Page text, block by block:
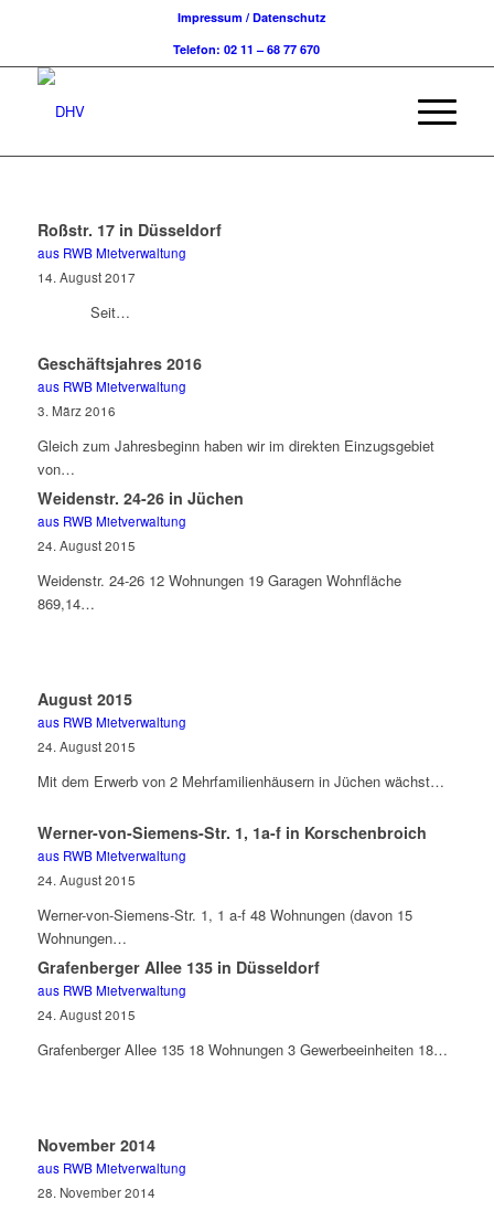
Impressum / Datenschutz
Telefon: 02 11 – 68 77 670
Roßstr. 17 in Düsseldorf
aus RWB Mietverwaltung
14. August 2017
Seit…
Geschäftsjahres 2016
aus RWB Mietverwaltung
3. März 2016
Gleich zum Jahresbeginn haben wir im direkten Einzugsgebiet
von…
Weidenstr. 24-26 in Jüchen
aus RWB Mietverwaltung
24. August 2015
Weidenstr. 24-26 12 Wohnungen 19 Garagen Wohnfläche
869,14…
August 2015
aus RWB Mietverwaltung
24. August 2015
Mit dem Erwerb von 2 Mehrfamilienhäusern in Jüchen wächst…
Werner-von-Siemens-Str. 1, 1a-f in Korschenbroich
aus RWB Mietverwaltung
24. August 2015
Werner-von-Siemens-Str. 1, 1 a-f 48 Wohnungen (davon 15
Wohnungen…
Grafenberger Allee 135 in Düsseldorf
aus RWB Mietverwaltung
24. August 2015
Grafenberger Allee 135 18 Wohnungen 3 Gewerbeeinheiten 18…
November 2014
aus RWB Mietverwaltung
28. November 2014